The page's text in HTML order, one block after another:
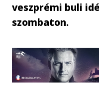
veszprémi buli
szombaton.